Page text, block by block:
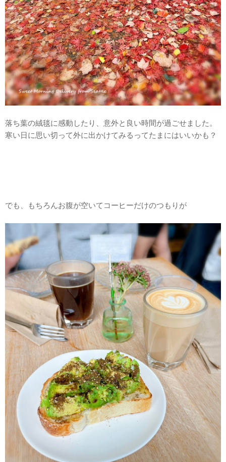
落ち葉の絨毯に感動したり、意外と良い時間が過ごせました。
寒い日に思い切って外に出かけてみるってたまにはいいかも？
でも、もちろんお腹が空いてコーヒーだけのつもりが